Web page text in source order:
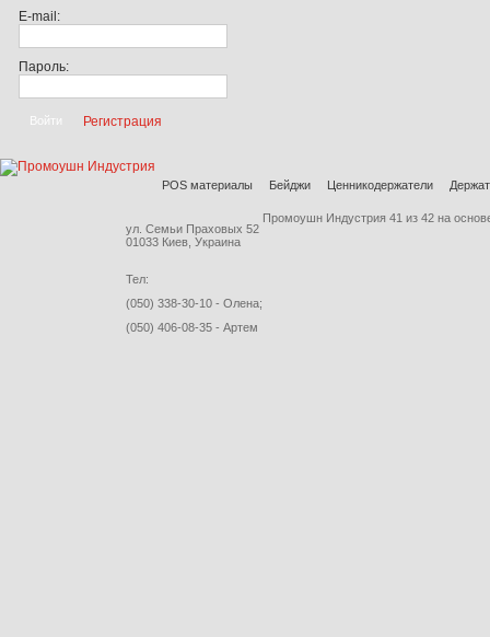
E-mail:
Пароль:
Регистрация
POS материалы Бейджи Ценникодержатели
ул. Семьи Праховых 52
01033 Киев, Украина
Тел:
(050) 338-30-10 - Олена;
(050) 406-08-35 - Артем
Промоушн Индустрия 41 из 42 на